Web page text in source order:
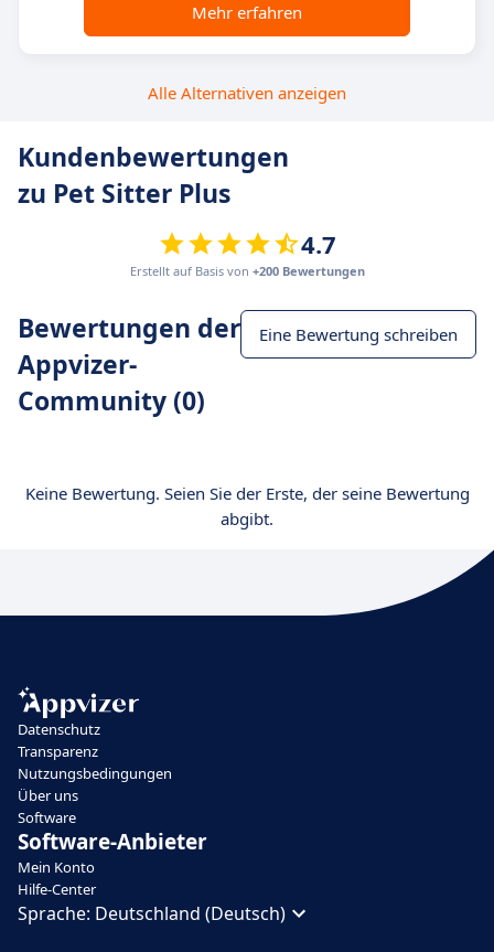
Mehr erfahren
Alle Alternativen anzeigen
Kundenbewertungen
zu Pet Sitter Plus
4.7
Erstellt auf Basis von +200 Bewertungen
Bewertungen der
Appvizer-
Community (0)
Eine Bewertung schreiben
Keine Bewertung. Seien Sie der Erste, der seine Bewertung
abgibt.
Datenschutz
Transparenz
Nutzungsbedingungen
Über uns
Software
Software-Anbieter
Mein Konto
Hilfe-Center
Sprache: Deutschland (Deutsch)